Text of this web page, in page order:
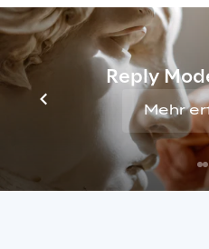
Reply
Mehr
detaillierte
Analysen